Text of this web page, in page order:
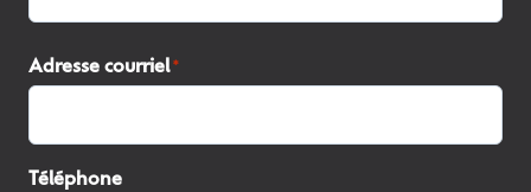
Adresse courriel *
Téléphone